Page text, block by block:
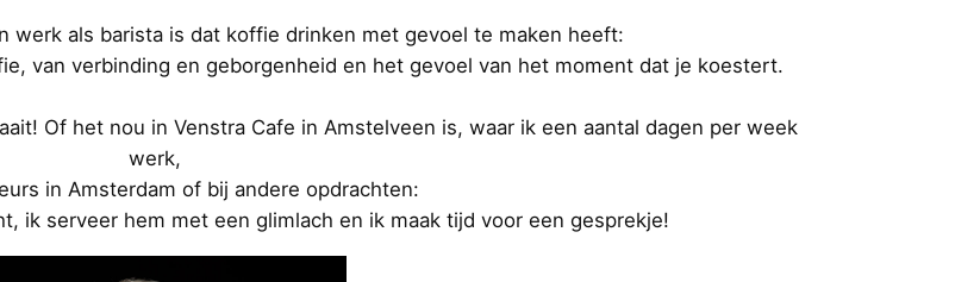
werk als barista is dat koffie drinken met gevoel te maken heeft:
van verbinding en geborgenheid en het gevoel van het moment dat je koestert.
Of het nou in Venstra Cafe in Amstelveen is, waar ik een aantal dagen per week
werk,
in Amsterdam of bij andere opdrachten:
ik serveer hem met een glimlach en ik maak tijd voor een gesprekje!